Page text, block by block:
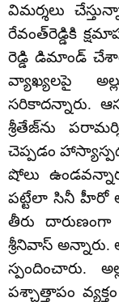
విమర్శలు
రేవంత్‌రెడ్డికి
రెడ్డి డిమాండ్‌
వ్యాఖ్యలపై
సరికాదన్నారు.
శ్రీతేజ్‌ను
చెప్పడం
షోలు
పట్టేలా సినీ హీరో
తీరు
శ్రీనివాస్‌ అన్నారు.
స్పందించారు.
పశ్చాత్తాపం